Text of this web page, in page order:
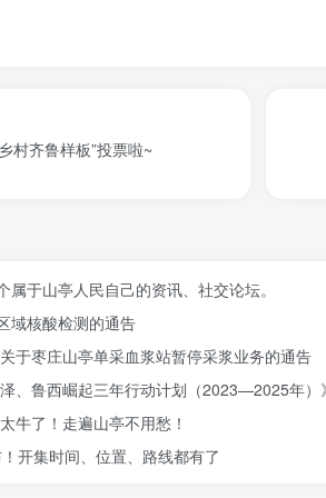
村齐鲁样板”投票啦~
属于山亭人民自己的资讯、社交论坛。
域核酸检测的通告
于枣庄山亭单采血浆站暂停采浆业务的通告
、鲁西崛起三年行动计划（2023—2025年
牛了！走遍山亭不用愁！
开集时间、位置、路线都有了